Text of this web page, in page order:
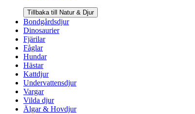
Tillbaka till Natur & Djur
Bondgårdsdjur
Dinosaurier
Fjärilar
Fåglar
Hundar
Hästar
Kattdjur
Undervattensdjur
Vargar
Vilda djur
Älgar & Hovdjur